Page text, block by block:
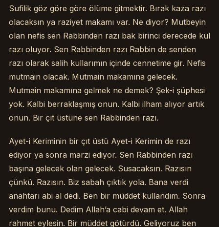
Sufilik göz göre göre ölüme gitmektir. Bırak kaza razı
olacaksın ya raziyet makamı var. Ne diyor? Mutbeyin
olan nefis sen Rabbinden razı bak birinci derecede kul
razı oluyor. Sen Rabbinden razı Rabbin de senden
razı olarak salih kullarımın içinde cennetime gir. Nefis
mutmain olacak. Mutmain makamına gelecek.
Mutmain makamına gelmek ne demek? Şek-i şüphesi
yok. Kalbi berraklaşmış onun. Kalbi ilham alıyor artık
onun. Bir çıt üstüne sen Rabbinden razı.
Ayet-i Keriminin bir çıt üstü Ayet-i Kerimin de razı
ediyor ya sonra marzi ediyor. Sen Rabbinden razı
başına gelecek olan gelecek. Susacaksın. Razısın
çünkü. Razısın. Biz sabah çıktık yola. Bana verdi
anahtarı abi al dedi. Ben bir müddet kullandım. Sonra
verdim bunu. Dedim Allah’a cabi devam et. Allah
rahmet eylesin. Bir müddet götürdü. Geliyoruz ben